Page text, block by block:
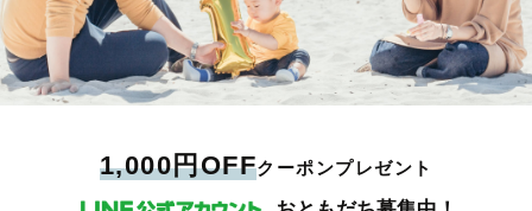
1,000円OFFクーポンプレゼント